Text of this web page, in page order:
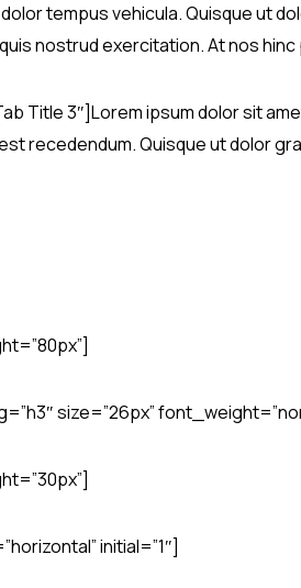
tempus vehicula. Quisque ut
quis nostrud exercitation. At nos
Title 3″]Lorem ipsum dolor sit
recedendum. Quisque ut dolor
size=”26px”
initial=”1″]